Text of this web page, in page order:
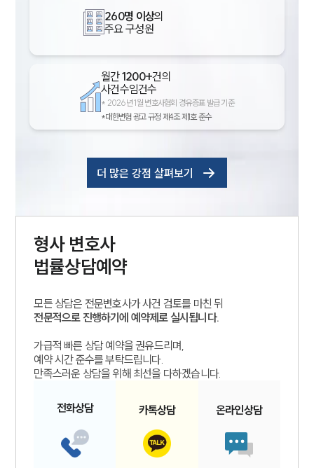
260명 이상의
주요 구성원
월간1200+건의
사건수임건수
* 2026년 1월 변호사협회 경유증표 발급 기준
*대한변협 광고 규정 제4조 제1호 준수
더 많은 강점 살펴보기
형사변호사
법률상담예약
모든 상담은 전문변호사가 사건 검토를 마친 뒤
전문적으로 진행하기에 예약제로 실시됩니다.
가급적 빠른 상담 예약을 권유드리며,
예약 시간 준수를 부탁드립니다.
만족스러운 상담을 위해 최선을 다하겠습니다.
전화상담 카톡상담 온라인상담